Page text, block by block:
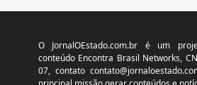
O JornalOEstado.com.br é um
conteúdo Encontra Brasil Networks,
07, contato